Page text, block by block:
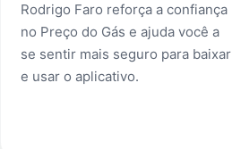
Rodrigo Faro reforça a confiança
no Preço do Gás e ajuda você a
se sentir mais seguro para baixar
e usar o aplicativo.